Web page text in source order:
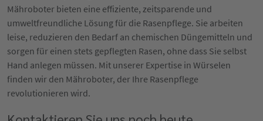
Mähroboter bieten eine effiziente, zeitsparende und
umweltfreundliche Lösung für die Rasenpflege. Sie arbeiten
leise, reduzieren den Bedarf an chemischen Düngemitteln und
sorgen für einen stets gepflegten Rasen, ohne dass Sie selbst
Hand anlegen müssen. Mit unserer Expertise in Würselen
finden wir den Mähroboter, der Ihre Rasenpflege
revolutionieren wird.